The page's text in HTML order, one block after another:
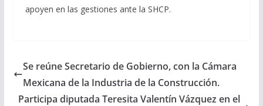
apoyen en las gestiones ante la SHCP.
Se reúne Secretario de Gobierno, con la Cámara
Mexicana de la Industria de la Construcción.
Participa diputada Teresita Valentín Vázquez en el